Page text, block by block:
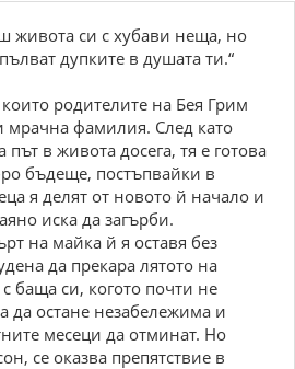
живота си с хубави неща, но
дупките в душата ти.“
родителите на Бея Грим
мрачна фамилия. След като
път в живота досега, тя е готова
бъдеще, постъпвайки в
я делят от новото й начало и
иска да загърби.
на майка й я оставя без
да прекара лятото на
с баща си, когото почти не
да остане незабележима и
месеци да отминат. Но
се оказва препятствие в